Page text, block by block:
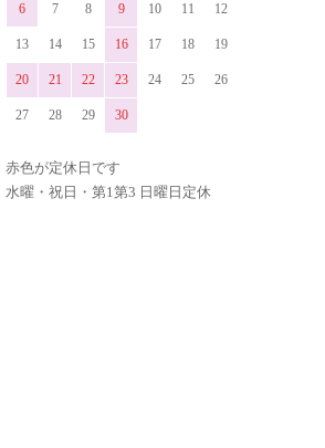
6 7 8 9 10 11 12
13 14 15 16 17 18 19
20 21 22 23 24 25 26
27 28 29 30
赤色が定休日です
水曜・祝日・第1第3 日曜日定休